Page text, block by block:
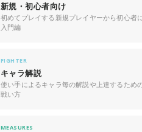
新規・初心者向け
初めてプレイする新規プレイヤーから初心者
入門編
FIGHTER
キャラ解説
使い手によるキャラ毎の解説や上達するため
戦い方
MEASURES